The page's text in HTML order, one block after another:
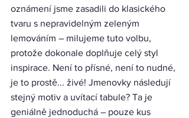
oznámení jsme zasadili do klasického
tvaru s nepravidelným zeleným
lemováním – milujeme tuto volbu,
protože dokonale doplňuje celý styl
inspirace. Není to přísné, není to nudné,
je to prostě... živé! Jmenovky následují
stejný motiv a uvítací tabule? Ta je
geniálně jednoduchá – pouze kus